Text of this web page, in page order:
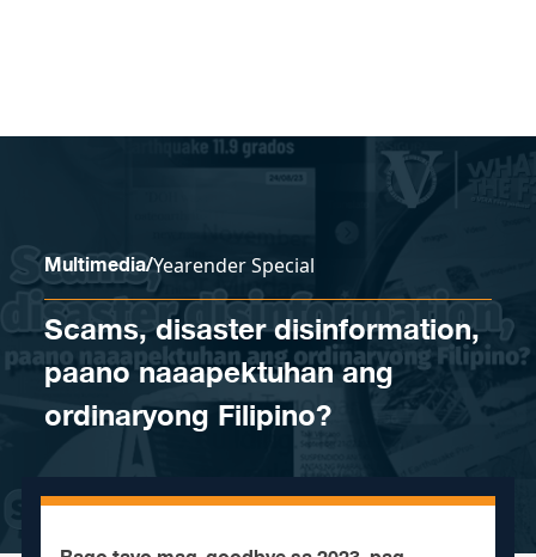
Multimedia/Yearender Special
Scams, disaster disinformation,
paano naaapektuhan ang
ordinaryong Filipino?